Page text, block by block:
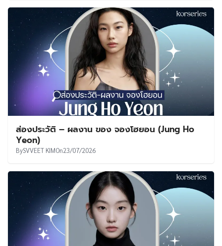
ส่องประวัติ – ผลงาน ของ จองโฮยอน (Jung Ho
Yeon)
BySVVEET KIMOn23/07/2026